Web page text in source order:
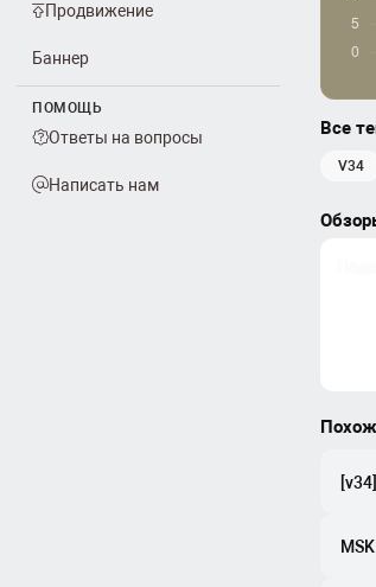
Продвижение
Баннер
ПОМОЩЬ
Ответы на вопросы
Написать нам
Все
v34